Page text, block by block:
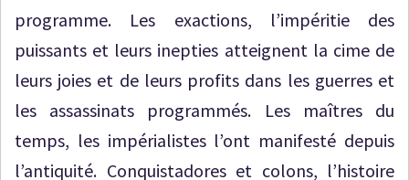
programme. Les exactions, l’impéritie des
puissants et leurs inepties atteignent la cime de
leurs joies et de leurs profits dans les guerres et
les assassinats programmés. Les maîtres du
temps, les impérialistes l’ont manifesté depuis
l’antiquité. Conquistadores et colons, l’histoire